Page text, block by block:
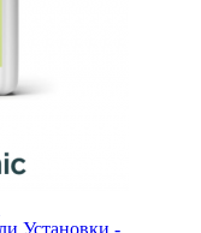
Установки -